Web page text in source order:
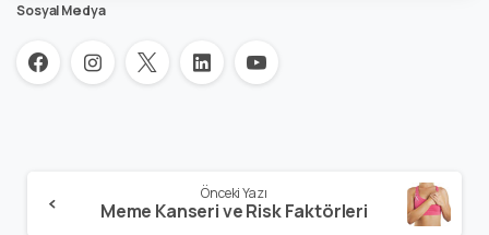
Sosyal Medya
Önceki Yazı
Meme Kanseri ve Risk Faktörleri